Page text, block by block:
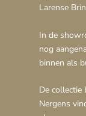
Larense
In de
nog
binnen als
De collectie
Nergens